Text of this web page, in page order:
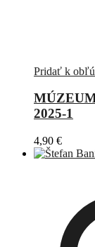
Pridať k
2025-1
4,90 €